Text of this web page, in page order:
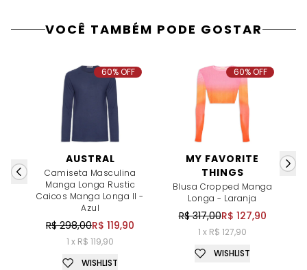
VOCÊ TAMBÉM PODE GOSTAR
AUSTRAL
Camiseta Masculina
Manga Longa Rustic
Caicos Manga Longa II -
Azul
R$ 298,00R$ 119,90
1 x R$ 119,90
60% OFF
WISHLIST
MY FAVORITE
THINGS
Blusa Cropped Manga
Longa - Laranja
R$ 317,00R$ 127,90
1 x R$ 127,90
60% OFF
WISHLIST